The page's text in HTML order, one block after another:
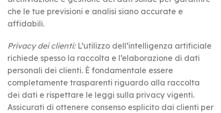
che le tue previsioni e analisi siano accurate e
affidabili.
Privacy dei clienti:L’utilizzo dell’intelligenza artificiale
richiede spesso la raccolta e l’elaborazione di dati
personali dei clienti. È fondamentale essere
completamente trasparenti riguardo alla raccolta
dei dati e rispettare le leggi sulla privacy vigenti.
Assicurati di ottenere consenso esplicito dai clienti per